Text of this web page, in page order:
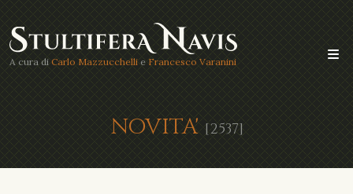
A cura di Carlo Mazzucchelli e Francesco Varanini
NOVITA' [2537]